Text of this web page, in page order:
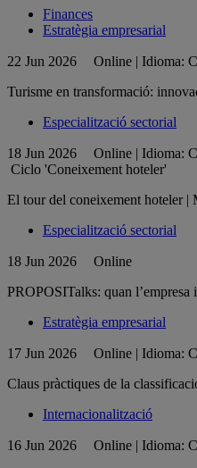
Finances
Estratègia empresarial
22 Jun 2026
Online | Idioma:
Turisme en transformació:
Especialització sectorial
18 Jun 2026
Online | Idioma:
Ciclo 'Coneixement hoteler'
El tour del coneixement hoteler
Especialització sectorial
18 Jun 2026
Online
PROPOSITalks: quan
Estratègia empresarial
17 Jun 2026
Online | Idioma:
Claus pràctiques de la
Internacionalització
16 Jun 2026 Online | Idioma: